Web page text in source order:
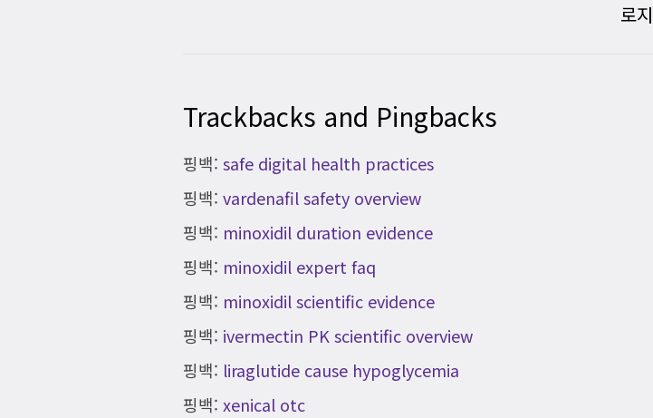
로
Trackbacks and Pingbacks
핑백: safe digital health practices
핑백: vardenafil safety overview
핑백: minoxidil duration evidence
핑백: minoxidil expert faq
핑백: minoxidil scientific evidence
핑백: ivermectin PK scientific overview
핑백: liraglutide cause hypoglycemia
핑백: xenical otc